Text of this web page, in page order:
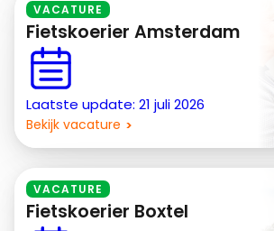
VACATURE
Fietskoerier Amsterdam
Laatste update: 21 juli 2026
Bekijk vacature
VACATURE
Fietskoerier Boxtel